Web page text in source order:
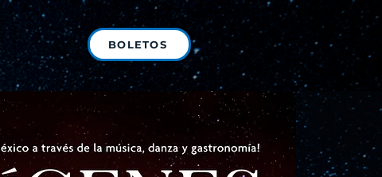
BOLETOS